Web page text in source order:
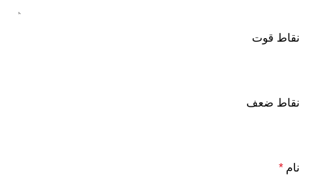
نقاط قوت
نقاط ضعف
نام *